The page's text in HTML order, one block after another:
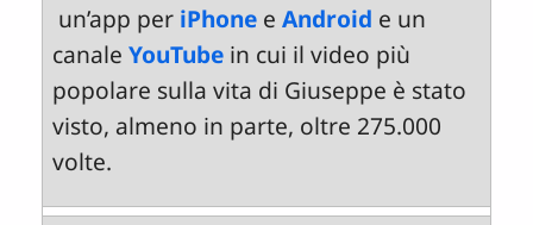
un’app per iPhone e Android e un
canale YouTubein cui il video più
popolare sulla vita di Giuseppe è stato
visto, almeno in parte, oltre 275.000
volte.